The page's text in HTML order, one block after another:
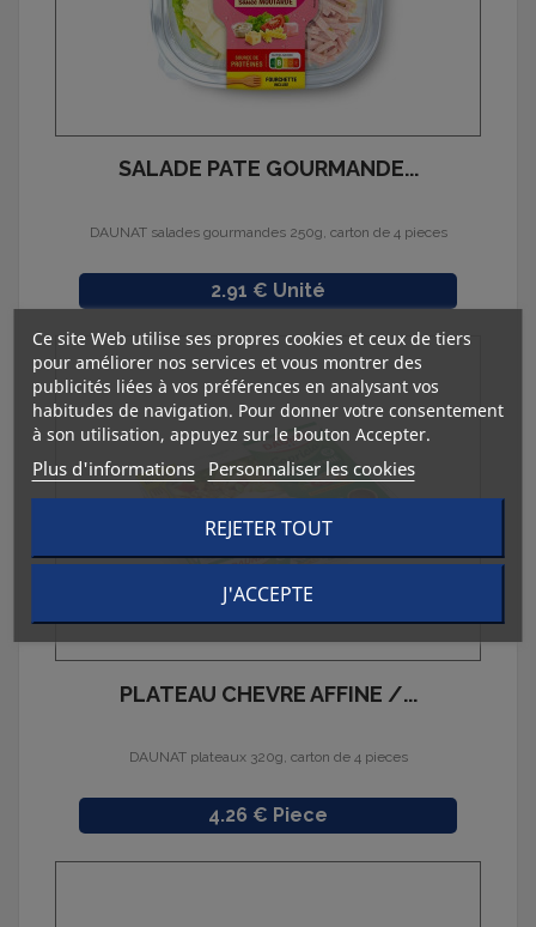
SALADE PATE GOURMANDE...
DAUNAT salades gourmandes 250g, carton de 4 pieces
Prix
2.91 € Unité
PLATEAU CHEVRE AFFINE /...
DAUNAT plateaux 320g, carton de 4 pieces
Prix
4.26 € Piece
Ce site Web utilise ses propres cookies et ceux de tiers
pour améliorer nos services et vous montrer des
publicités liées à vos préférences en analysant vos
habitudes de navigation. Pour donner votre consentement
à son utilisation, appuyez sur le bouton Accepter.
Plus d'informations Personnaliser les cookies
REJETER TOUT
J'ACCEPTE